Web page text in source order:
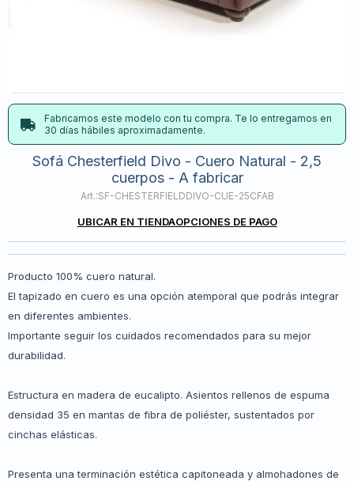
Fabricamos este modelo con tu compra. Te lo entregamos en
30 días hábiles aproximadamente.
Sofá Chesterfield Divo - Cuero Natural - 2,5
cuerpos - A fabricar
SF-CHESTERFIELDDIVO-CUE-25CFAB
UBICAR EN TIENDAOPCIONES DE PAGO
Producto 100% cuero natural.
El tapizado en cuero es una opción atemporal que podrás integrar
en diferentes ambientes.
Importante seguir los cuidados recomendados para su mejor
durabilidad.
Estructura en madera de eucalipto. Asientos rellenos de espuma
densidad 35 en mantas de fibra de poliéster, sustentados por
cinchas elásticas.
Presenta una terminación estética capitoneada y almohadones de